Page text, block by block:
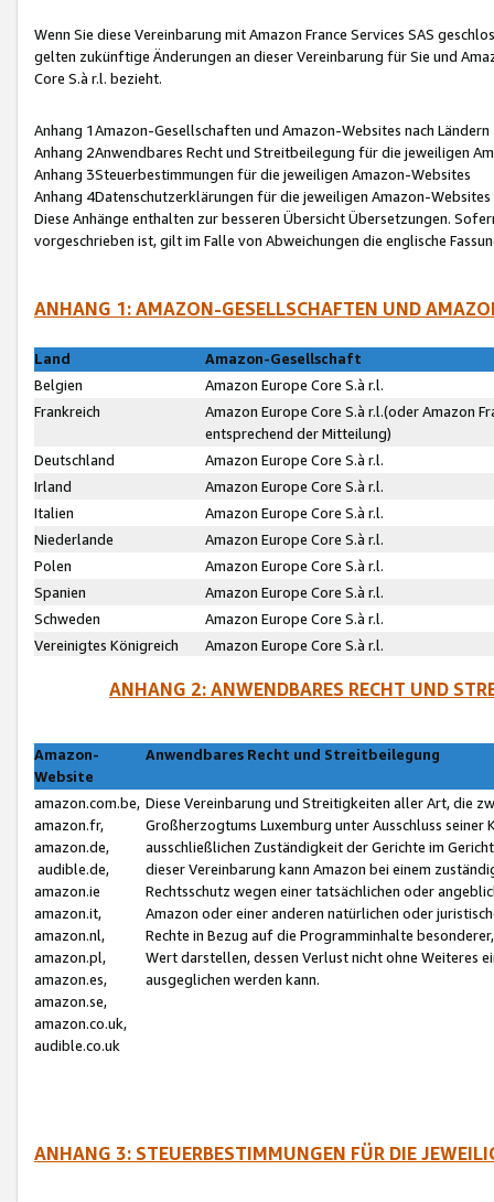
Wenn Sie diese Vereinbarung mit Amazon France Services SAS
gelten zukünftige Änderungen an dieser Vereinbarung für Sie und
Core S.à r.l. bezieht.
Anhang 1Amazon-Gesellschaften und Amazon-Websites nach Ländern
Anhang 2Anwendbares Recht und Streitbeilegung für die jeweiligen
Anhang 3Steuerbestimmungen für die jeweiligen Amazon-Websites
Anhang 4Datenschutzerklärungen für die jeweiligen Amazon-Websites
Diese Anhänge enthalten zur besseren Übersicht Übersetzungen.
vorgeschrieben ist, gilt im Falle von Abweichungen die englische
ANHANG 1: AMAZON-GESELLSCHAFTEN UND
Land
Amazon-Gesellschaft
Belgien
Amazon Europe Core S.à r.l.
Frankreich
Amazon Europe Core S.à r.l.(oder Amazon
entsprechend der Mitteilung)
Deutschland
Amazon Europe Core S.à r.l.
Irland
Amazon Europe Core S.à r.l.
Italien
Amazon Europe Core S.à r.l.
Niederlande
Amazon Europe Core S.à r.l.
Polen
Amazon Europe Core S.à r.l.
Spanien
Amazon Europe Core S.à r.l.
Schweden
Amazon Europe Core S.à r.l.
Vereinigtes Königreich
Amazon Europe Core S.à r.l.
ANHANG 2: ANWENDBARES RECHT UND
Amazon-
Website
Anwendbares Recht und Streitbeilegung
amazon.com.be,
amazon.fr,
amazon.de,
audible.de,
amazon.ie
amazon.it,
amazon.nl,
amazon.pl,
amazon.es,
amazon.se,
amazon.co.uk,
audible.co.uk
Diese Vereinbarung und Streitigkeiten aller Art, die
Großherzogtums Luxemburg unter Ausschluss
ausschließlichen Zuständigkeit der Gerichte im
dieser Vereinbarung kann Amazon bei einem
Rechtsschutz wegen einer tatsächlichen oder
Amazon oder einer anderen natürlichen oder
Rechte in Bezug auf die Programminhalte
Wert darstellen, dessen Verlust nicht ohne Weiteres
ausgeglichen werden kann.
ANHANG 3: STEUERBESTIMMUNGEN FÜR DIE